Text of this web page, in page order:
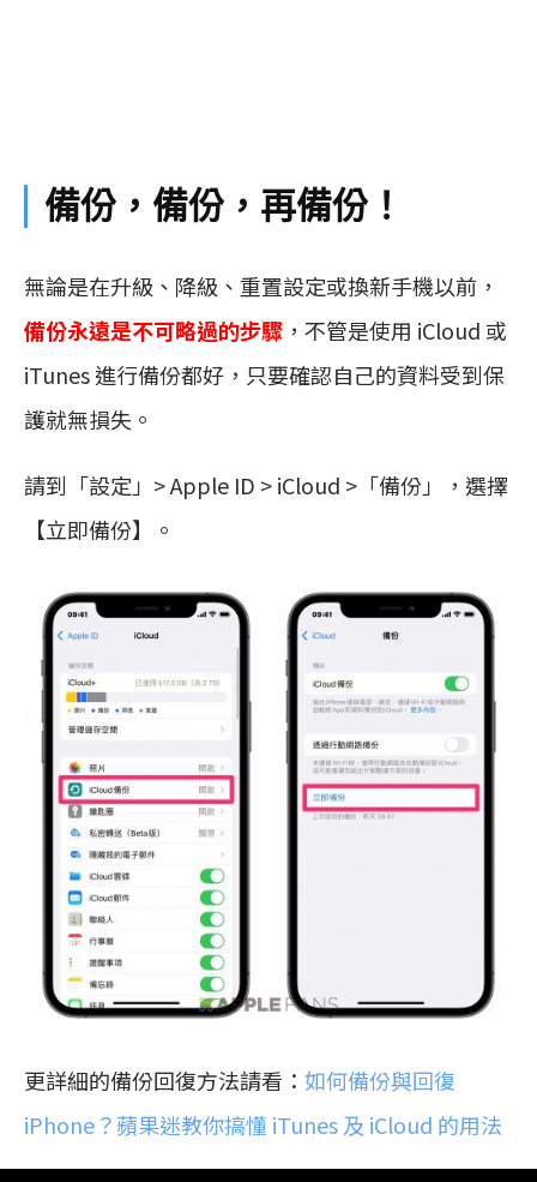
備份，備份，再備份！
無論是在升級、降級、重置設定或換新手機以前，
備份永遠是不可略過的步驟 ，不管是使用 iCloud 或
iTunes 進行備份都好，只要確認自己的資料受到保
護就無損失。
請到「設定」> Apple ID > iCloud >「備份」，選擇
【立即備份】。
更詳細的備份回復方法請看： 如何備份與回復
iPhone？蘋果迷教你搞懂 iTunes 及 iCloud 的用法